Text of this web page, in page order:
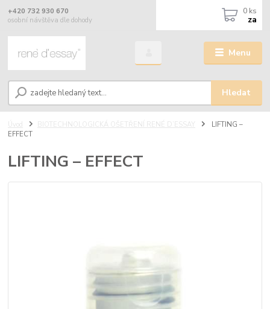
Menu
Hledat
+420 732 930 670
osobní návštěva dle dohody
0 ks
za
Úvod BIOTECHNOLOGICKÁ OŠETŘENÍ RENÉ D’ESSAY
LIFTING –
EFFECT
LIFTING – EFFECT